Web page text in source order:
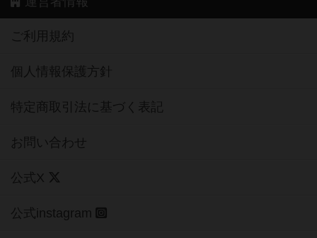
ご利用規約
個人情報保護方針
特定商取引法に基づく表記
お問い合わせ
公式X
公式instagram